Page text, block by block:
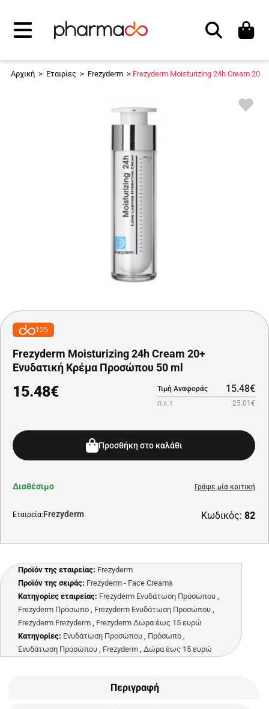
Αναζήτηση
Αρχική > Εταιρίες > Frezyderm > Frezyderm Moisturizing 24h Cream
125
Frezyderm Moisturizing 24h Cream 20+
Ενυδατική Κρέμα Προσώπου 50 ml
15.48€ Τιμή Αναφοράς 15.48€
Π.Λ.Τ 25.01€
Προσθήκη στο καλάθι
Εταιρεία:Frezyderm Κωδικός: 82
Διαθέσιμο Γράψε μία κριτική
Προϊόν της εταιρείας: Frezyderm
Προϊόν της σειράς: Frezyderm - Face Creams
Κατηγορίες εταιρείας: Frezyderm Ενυδάτωση Προσώπου ,
Frezyderm Πρόσωπο , Frezyderm Ενυδάτωση Προσώπου ,
Frezyderm Frezyderm , Frezyderm Δώρα έως 15 ευρώ
Κατηγορίες: Ενυδάτωση Προσώπου , Πρόσωπο ,
Ενυδάτωση Προσώπου , Frezyderm , Δώρα έως 15 ευρώ
Περιγραφή